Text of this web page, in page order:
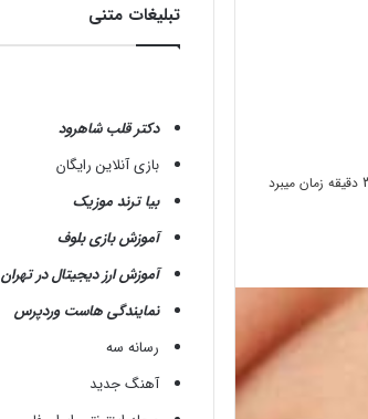
تبلیغات متنی
دکتر قلب شاهرود
بازی آنلاین رایگان
بیا ترند موزیک
آموزش بازی بلوف
آموزش ارز دیجیتال در تهران
نمایندگی هاست وردپرس
رسانه سه
آهنگ جدید